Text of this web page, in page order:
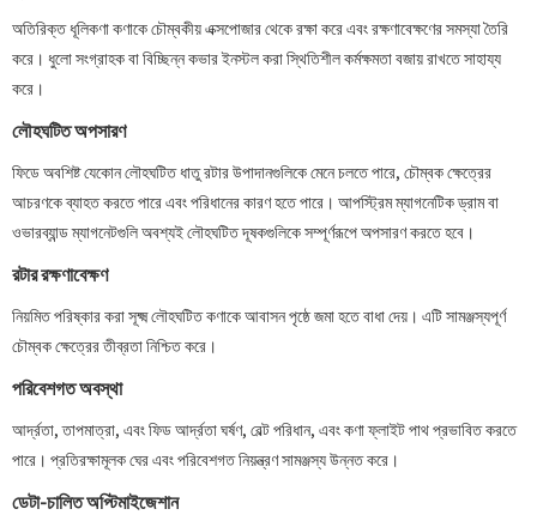
অতিরিক্ত ধূলিকণা কণাকে চৌম্বকীয় এক্সপোজার থেকে রক্ষা করে এবং রক্ষণাবেক্ষণের সমস্যা তৈরি
করে। ধুলো সংগ্রাহক বা বিচ্ছিন্ন কভার ইনস্টল করা স্থিতিশীল কর্মক্ষমতা বজায় রাখতে সাহায্য
করে।
লৌহঘটিত অপসারণ
ফিডে অবশিষ্ট যেকোন লৌহঘটিত ধাতু রটার উপাদানগুলিকে মেনে চলতে পারে, চৌম্বক ক্ষেত্রের
আচরণকে ব্যাহত করতে পারে এবং পরিধানের কারণ হতে পারে। আপস্ট্রিম ম্যাগনেটিক ড্রাম বা
ওভারব্যান্ড ম্যাগনেটগুলি অবশ্যই লৌহঘটিত দূষকগুলিকে সম্পূর্ণরূপে অপসারণ করতে হবে।
রটার রক্ষণাবেক্ষণ
নিয়মিত পরিষ্কার করা সূক্ষ্ম লৌহঘটিত কণাকে আবাসন পৃষ্ঠে জমা হতে বাধা দেয়। এটি সামঞ্জস্যপূর্ণ
চৌম্বক ক্ষেত্রের তীব্রতা নিশ্চিত করে।
পরিবেশগত অবস্থা
আর্দ্রতা, তাপমাত্রা, এবং ফিড আর্দ্রতা ঘর্ষণ, বেল্ট পরিধান, এবং কণা ফ্লাইট পাথ প্রভাবিত করতে
পারে। প্রতিরক্ষামূলক ঘের এবং পরিবেশগত নিয়ন্ত্রণ সামঞ্জস্য উন্নত করে।
ডেটা-চালিত অপ্টিমাইজেশান